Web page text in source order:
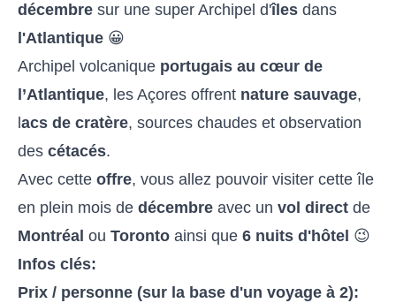
décembre sur une super Archipel d'îles dans
l'Atlantique 😀
Archipel volcanique portugais au cœur de
l’Atlantique, les Açores offrent nature sauvage,
acs de cratère, sources chaudes et observation
des cétacés.
Avec cette offre, vous allez pouvoir visiter cette île
en plein mois de décembre avec un vol direct de
Montréal ou Toronto ainsi que 6 nuits d'hôtel 😉
Infos clés:
Prix / personne (sur la base d'un voyage à 2):